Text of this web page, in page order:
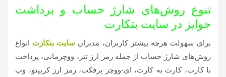
تنوع روش‌های شارژ حساب و برداشت
جوایز در سایت بتکارت
برای سهولت هرچه بیشتر کاربران، مدیران سایت بتکارت انواع
روش‌های شارژ حساب از جمله رمز ارز تتر، ووچرمانی، پرداخت
با کارت، کارت به کارت، ای-ووچر پرفکت، رمز ارز کریپتو، وب